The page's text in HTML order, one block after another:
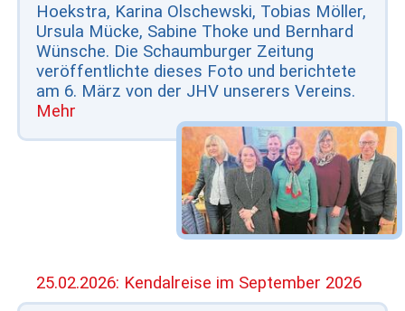
Hoekstra, Karina Olschewski, Tobias Möller,
Ursula Mücke, Sabine Thoke und Bernhard
Wünsche. Die Schaumburger Zeitung
veröffentlichte dieses Foto und berichtete
am 6. März von der JHV unserers Vereins.
Mehr
25.02.2026: Kendalreise im September 2026